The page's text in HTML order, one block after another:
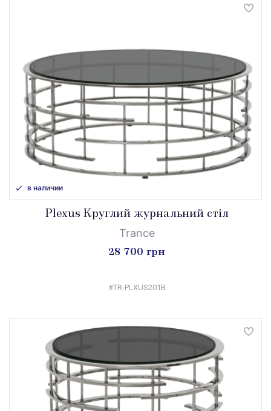
в наличии
Plexus Круглий журнальний стіл
Trance
28 700 грн
#TR-PLXUS201B